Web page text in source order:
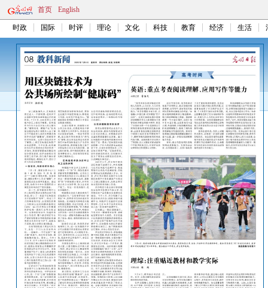
首页 English
时政 国际 时评 理论 文化 科技 教育 经济 生活